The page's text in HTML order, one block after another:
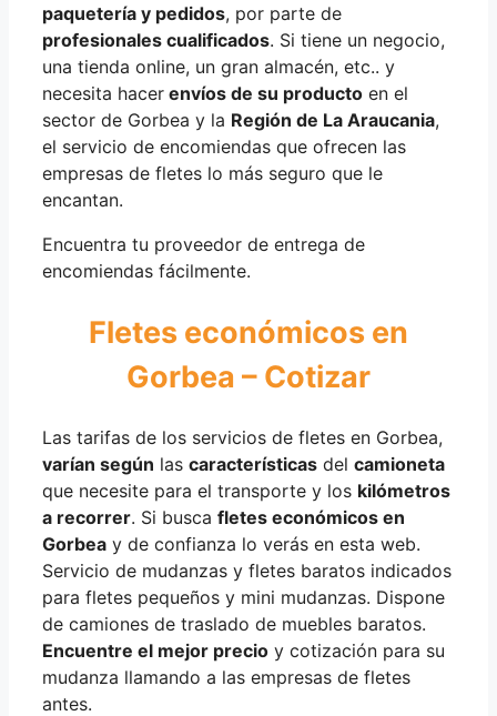
paquetería y pedidos, por parte de
profesionales cualificados. Si tiene un negocio,
una tienda online, un gran almacén, etc.. y
necesita hacer envíos de su producto en el
sector de Gorbea y la Región de La Araucania,
el servicio de encomiendas que ofrecen las
empresas de fletes lo más seguro que le
encantan.
Encuentra tu proveedor de entrega de
encomiendas fácilmente.
Fletes económicos en
Gorbea – Cotizar
Las tarifas de los servicios de fletes en Gorbea,
varían según las características del camioneta
que necesite para el transporte y los kilómetros
a recorrer. Si busca fletes económicos en
Gorbea y de confianza lo verás en esta web.
Servicio de mudanzas y fletes baratos indicados
para fletes pequeños y mini mudanzas. Dispone
de camiones de traslado de muebles baratos.
Encuentre el mejor precio y cotización para su
mudanza llamando a las empresas de fletes
antes.